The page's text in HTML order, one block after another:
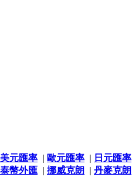
美元匯率 | 歐元匯率 | 日元匯率
泰幣外匯 | 挪威克朗 | 丹麥克朗